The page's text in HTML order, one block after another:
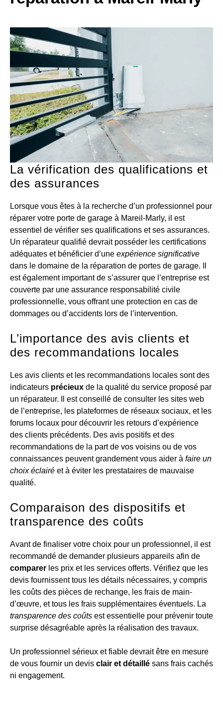
La vérification des qualifications et
des assurances
Lorsque vous êtes à la recherche d’un professionnel pour
réparer votre porte de garage à Mareil-Marly, il est
essentiel de vérifier ses qualifications et ses assurances.
Un réparateur qualifié devrait posséder les certifications
adéquates et bénéficier d’une expérience significative
dans le domaine de la réparation de portes de garage. Il
est également important de s’assurer que l’entreprise est
couverte par une assurance responsabilité civile
professionnelle, vous offrant une protection en cas de
dommages ou d’accidents lors de l’intervention.
L’importance des avis clients et
des recommandations locales
Les avis clients et les recommandations locales sont des
indicateurs précieux de la qualité du service proposé par
un réparateur. Il est conseillé de consulter les sites web
de l’entreprise, les plateformes de réseaux sociaux, et les
forums locaux pour découvrir les retours d’expérience
des clients précédents. Des avis positifs et des
recommandations de la part de vos voisins ou de vos
connaissances peuvent grandement vous aider à faire un
choix éclairé et à éviter les prestataires de mauvaise
qualité.
Comparaison des dispositifs et
transparence des coûts
Avant de finaliser votre choix pour un professionnel, il est
recommandé de demander plusieurs appareils afin de
comparer les prix et les services offerts. Vérifiez que les
devis fournissent tous les détails nécessaires, y compris
les coûts des pièces de rechange, les frais de main-
d’œuvre, et tous les frais supplémentaires éventuels. La
transparence des coûts est essentielle pour prévenir toute
surprise désagréable après la réalisation des travaux.
Un professionnel sérieux et fiable devrait être en mesure
de vous fournir un devis clair et détaillé sans frais cachés
ni engagement.